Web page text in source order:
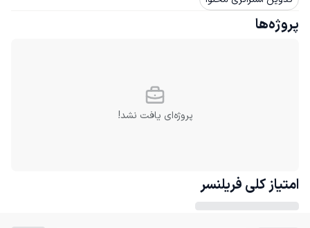
پروژه‌ها
پروژه‌ای یافت نشد!
امتیاز کلی فریلنسر